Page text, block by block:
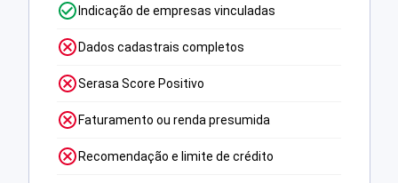
Indicação de empresas vinculadas
Dados cadastrais completos
Serasa Score Positivo
Faturamento ou renda presumida
Recomendação e limite de crédito